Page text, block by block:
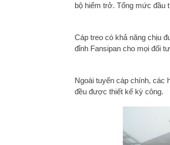
bộ hiểm trở. Tổng mức đầu
Cáp treo có khả năng chịu
đỉnh Fansipan cho mọi đối
Ngoài tuyến cáp chính, các
đều được thiết kế kỳ công.